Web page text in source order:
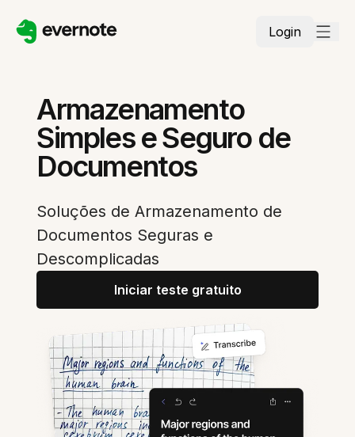
Login
Armazenamento
Simples e Seguro de
Documentos
Soluções de Armazenamento de
Documentos Seguras e
Descomplicadas
Iniciar teste gratuito